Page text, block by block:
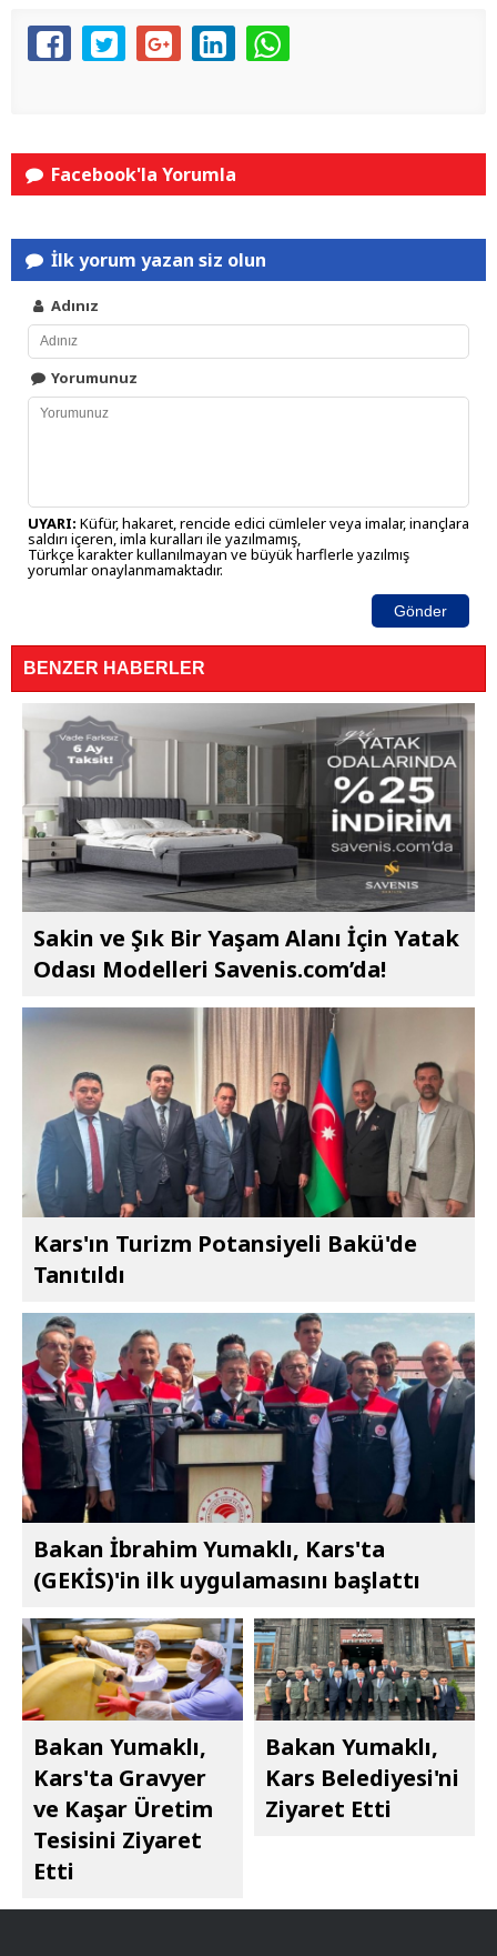
Facebook'la Yorumla
İlk yorum yazan siz olun
Adınız
Yorumunuz
UYARI: Küfür, hakaret, rencide edici cümleler veya imalar, inançlara
saldırı içeren, imla kuralları ile yazılmamış,
Türkçe karakter kullanılmayan ve büyük harflerle yazılmış
yorumlar onaylanmamaktadır.
Gönder
BENZER HABERLER
Sakin ve Şık Bir Yaşam Alanı İçin Yatak
Odası Modelleri Savenis.com’da!
Kars'ın Turizm Potansiyeli Bakü'de
Tanıtıldı
Bakan İbrahim Yumaklı, Kars'ta
(GEKİS)'in ilk uygulamasını başlattı
Bakan Yumaklı,
Kars'ta Gravyer
ve Kaşar Üretim
Tesisini Ziyaret
Etti
Bakan Yumaklı,
Kars Belediyesi'ni
Ziyaret Etti